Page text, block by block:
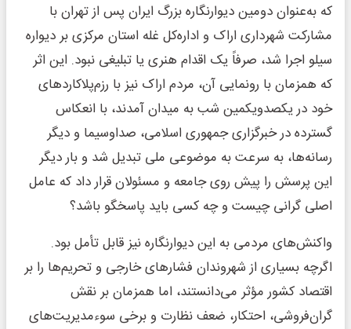
که به‌عنوان دومین دیوارنگاره بزرگ ایران پس از تهران با
مشارکت شهرداری اراک و اداره‌کل غله استان مرکزی بر دیواره
سیلو اجرا شد، صرفاً یک اقدام هنری یا تبلیغی نبود. این اثر
که همزمان با رونمایی آن، مردم اراک نیز با رزم‌پلاکاردهای
خود در یکصدویکمین شب به میدان آمدند، با انعکاس
گسترده در خبرگزاری جمهوری اسلامی، صداوسیما و دیگر
رسانه‌ها، به سرعت به موضوعی ملی تبدیل شد و بار دیگر
این پرسش را پیش روی جامعه و مسئولان قرار داد که عامل
اصلی گرانی چیست و چه کسی باید پاسخگو باشد؟
واکنش‌های مردمی به این دیوارنگاره نیز قابل تأمل بود.
اگرچه بسیاری از شهروندان فشارهای خارجی و تحریم‌ها را بر
اقتصاد کشور مؤثر می‌دانستند، اما همزمان بر نقش
گران‌فروشی، احتکار، ضعف نظارت و برخی سوءمدیریت‌های